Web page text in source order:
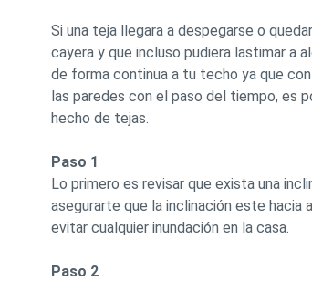
Si una teja llegara a despegarse o
cayera y que incluso pudiera lastimar a
de forma continua a tu techo ya que
las paredes con el paso del tiempo, es
hecho de tejas.
Paso 1
Lo primero es revisar que exista una
asegurarte que la inclinación este hacia
evitar cualquier inundación en la casa.
Paso 2